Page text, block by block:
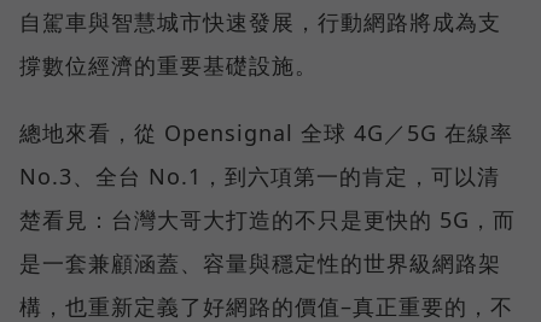
自駕車與智慧城市快速發展，行動網路將成為支
撐數位經濟的重要基礎設施。
總地來看，從 Opensignal 全球 4G／5G 在線率
No.3、全台 No.1，到六項第一的肯定，可以清
楚看見：台灣大哥大打造的不只是更快的 5G，而
是一套兼顧涵蓋、容量與穩定性的世界級網路架
構，也重新定義了好網路的價值–真正重要的，不